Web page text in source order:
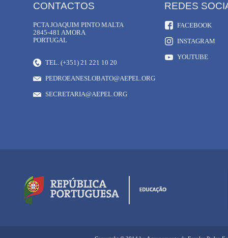
TEL. (+351) 21 221 10 20
PEDROEANESLOBATO@AEPEL.ORG
SECRETARIA@AEPEL.ORG
FACEBOOK
INSTAGRAM
YOUTUBE
CONTACTOS
PCTA JOAQUIM PINTO MALTA
2845-481 AMORA
PORTUGAL
REDES